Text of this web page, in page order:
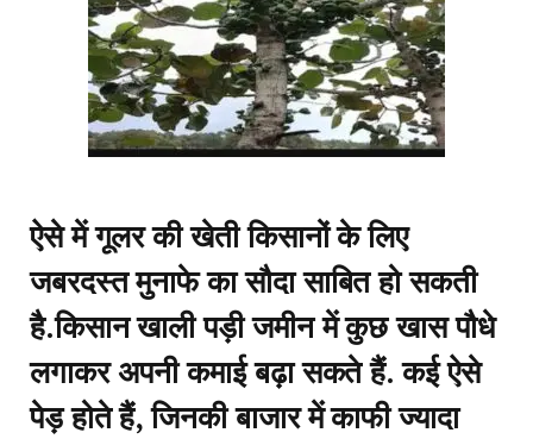
ऐसे में गूलर की खेती किसानों के लिए
जबरदस्त मुनाफे का सौदा साबित हो सकती
है.किसान खाली पड़ी जमीन में कुछ खास पौधे
लगाकर अपनी कमाई बढ़ा सकते हैं. कई ऐसे
पेड़ होते हैं, जिनकी बाजार में काफी ज्यादा